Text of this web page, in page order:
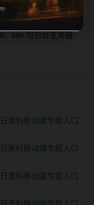
、查看热门推荐或
、title 均包含主关键
黑料移动端专题入口
黑料移动端专题入口
黑料移动端专题入口